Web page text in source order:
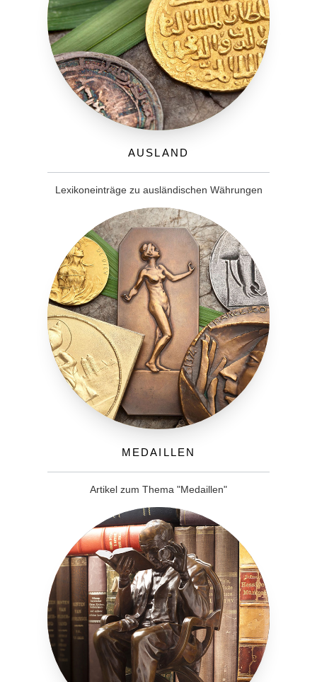
Ausland
Lexikoneinträge zu ausländischen Währungen
Medaillen
Artikel zum Thema "Medaillen"